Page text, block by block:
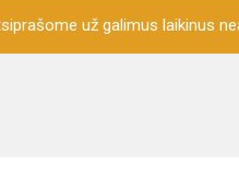
už galimus laikinus